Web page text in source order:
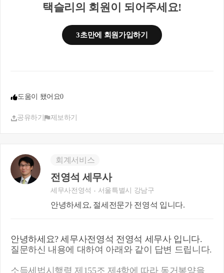
⑤ 1주택을 보유하는 자가 1주택을 보유하는 자와 혼
인함으로써 1세대가 2주택을 보유하게 되는 경우 또
이를 1세대1주택으로 보아 제154조제1항을 적용한
다.
[부동산납세과-246, 2016.2.19]
세대가 3주택을 보유하게 되는 경우, 먼저 양도하는
C주택은 양도소득세가 과세되는 것이며, 혼인한 날
부터 5년 이내에 양도하는 A주택 또는 B주택은 비과
세 적용
택슬리의 회원이 되어주세요!
3초만에 회원가입하기
도움이 됐어요0
공유하기 제보하기
회계서비스
전영석 세무사
세무사전영석 서울특별시 강남구
안녕하세요, 절세전문가 전영석 입니다.
안녕하세요? 세무사전영석 전영석 세무사 입니다.
질문하신 내용에 대하여 아래와 같이 답변 드립니다.
소득세법시행령 제155조 제4항에 따라 동거봉양을